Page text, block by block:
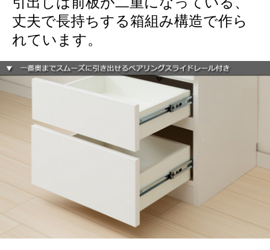
丈夫で長持ちする箱組み構造で作ら
れています。